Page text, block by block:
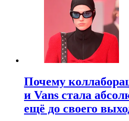
Почему
и Vans стала
ещё до своего